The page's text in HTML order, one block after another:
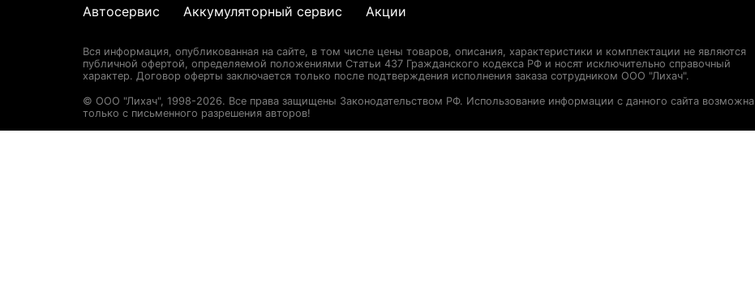
Автосервис Аккумуляторный сервис Акции
Вся информация, опубликованная на сайте, в том числе цены товаров, описания, характеристики и комплектации не являются
публичной офертой, определяемой положениями Статьи 437 Гражданского кодекса РФ и носят исключительно справочный
характер. Договор оферты заключается только после подтверждения исполнения заказа сотрудником ООО "Лихач".
© ООО "Лихач", 1998-2026. Все права защищены Законодательством РФ. Использование информации с данного сайта возможна
только с письменного разрешения авторов!